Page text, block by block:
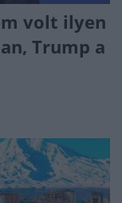
volt ilyen
Trump a